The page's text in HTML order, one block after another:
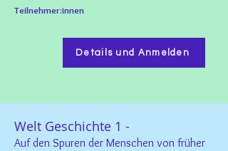
Teilnehmer:innen
Details und Anmelden
Welt Geschichte 1 -
Auf den Spuren der Menschen von früher